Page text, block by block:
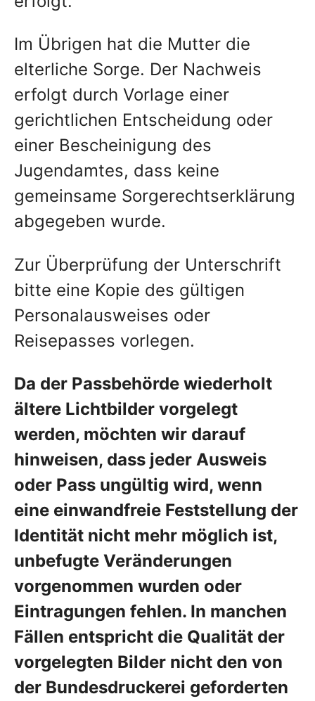
Im Übrigen hat die Mutter die
elterliche Sorge. Der Nachweis
erfolgt durch Vorlage einer
gerichtlichen Entscheidung oder
einer Bescheinigung des
Jugendamtes, dass keine
gemeinsame Sorgerechtserklärung
abgegeben wurde.
Zur Überprüfung der Unterschrift
bitte eine Kopie des gültigen
Personalausweises oder
Reisepasses vorlegen.
Da der Passbehörde wiederholt
ältere Lichtbilder vorgelegt
werden, möchten wir darauf
hinweisen, dass jeder Ausweis
oder Pass ungültig wird, wenn
eine einwandfreie Feststellung der
Identität nicht mehr möglich ist,
unbefugte Veränderungen
vorgenommen wurden oder
Eintragungen fehlen. In manchen
Fällen entspricht die Qualität der
vorgelegten Bilder nicht den von
der Bundesdruckerei geforderten